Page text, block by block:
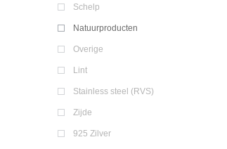
Schelp
Natuurproducten
Overige
Lint
Stainless steel (RVS)
Zijde
925 Zilver